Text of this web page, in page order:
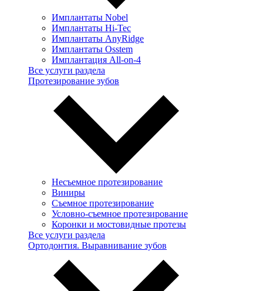
Имплантаты Nobel
Имплантаты Hi-Tec
Имплантаты AnyRidge
Имплантаты Osstem
Имплантация All-on-4
Все услуги раздела
Протезирование зубов
Несъемное протезирование
Виниры
Съемное протезирование
Условно-съемное протезирование
Коронки и мостовидные протезы
Все услуги раздела
Ортодонтия. Выравнивание зубов